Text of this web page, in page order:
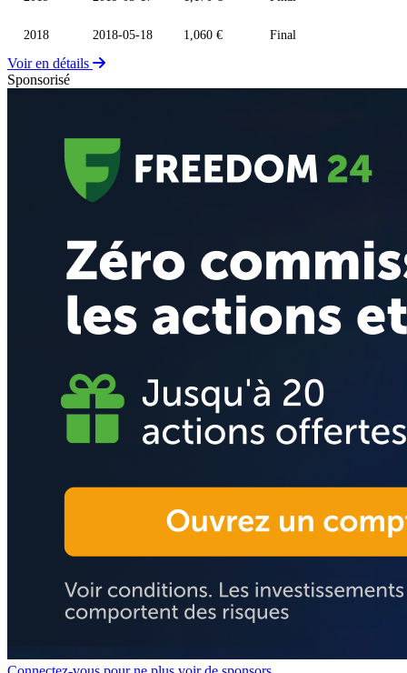
2018 2018-05-18 1,060 € Final
Voir en détails
Sponsorisé